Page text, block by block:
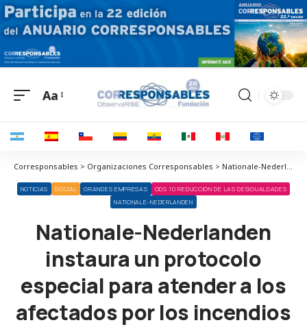
Aa
Corresponsables > Organizaciones Corresponsables > Nationale-Nederlanden > Nationale-Nederlanden instaura un protocolo especial para atender a los afectados por los incendios
NOTICIAS SOCIAL GRANDES EMPRESAS
ODS 10 REDUCCIÓN DE LAS DESIGUALDADES
NATIONALE-NEDERLANDEN
Nationale-Nederlanden
instaura un protocolo
especial para atender a los
afectados por los incendios